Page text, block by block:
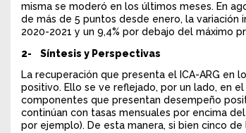
misma se moderó en los últimos meses. En
de más de 5 puntos desde enero, la variación
2020-2021 y un 9,4% por debajo del máximo
2- Síntesis y Perspectivas
La recuperación que presenta el ICA-ARG
positivo. Ello se ve reflejado, por un lado, en
componentes que presentan desempeño
continúan con tasas mensuales por encima
por ejemplo). De esta manera, si bien cinco